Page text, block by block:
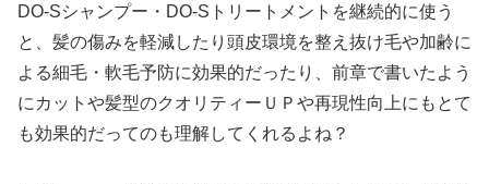
DO-Sシャンプー・DO-Sトリートメントを継続的に使う
と、髪の傷みを軽減したり頭皮環境を整え抜け毛や加齢に
よる細毛・軟毛予防に効果的だったり、前章で書いたよう
にカットや髪型のクオリティーＵＰや再現性向上にもとて
も効果的だってのも理解してくれるよね？